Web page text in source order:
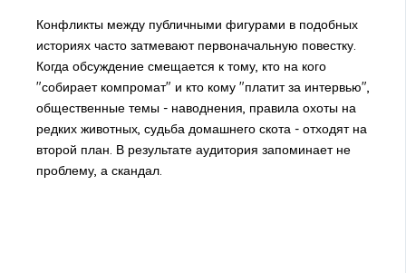
Конфликты между публичными фигурами в подобных
историях часто затмевают первоначальную повестку.
Когда обсуждение смещается к тому, кто на кого
"собирает компромат" и кто кому "платит за интервью",
общественные темы - наводнения, правила охоты на
редких животных, судьба домашнего скота - отходят на
второй план. В результате аудитория запоминает не
проблему, а скандал.